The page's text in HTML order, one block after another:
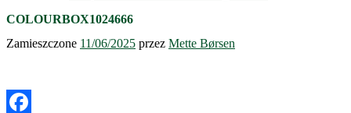
COLOURBOX1024666
Zamieszczone 11/06/2025 przez Mette Børsen